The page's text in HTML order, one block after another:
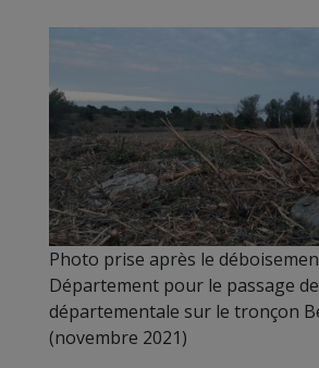
Photo prise après le
Département pour le passage
départementale sur le tronçon
(novembre 2021)